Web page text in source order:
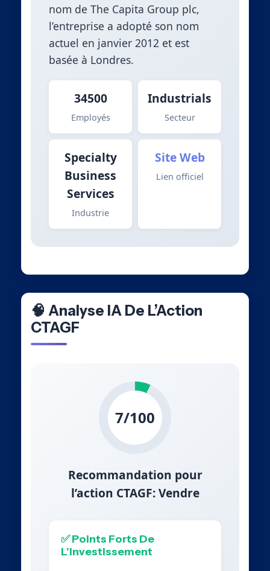
nom de The Capita Group plc,
l’entreprise a adopté son nom
actuel en janvier 2012 et est
basée à Londres.
34500
Employés
Industrials
Secteur
Specialty
Business
Services
Industrie
Site Web
Lien officiel
🧠 Analyse IA De L’Action
CTAGF
7/100
Recommandation pour
l’action CTAGF: Vendre
✅ Points Forts De
L’Investissement